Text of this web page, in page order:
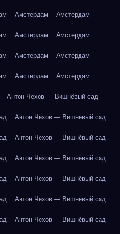
Амстердам Амстердам
Амстердам Амстердам
Амстердам Амстердам
Амстердам Амстердам
Антон Чехов — Вишнёвый сад
Антон Чехов — Вишнёвый сад
Антон Чехов — Вишнёвый сад
Антон Чехов — Вишнёвый сад
Антон Чехов — Вишнёвый сад
Антон Чехов — Вишнёвый сад
Антон Чехов — Вишнёвый сад